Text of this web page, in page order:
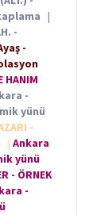
|
-
-
HANIM
-
yünü
-
| Ankara
yünü
- ÖRNEK
-